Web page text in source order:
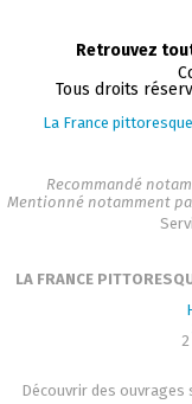
Retrouvez
Tous droits
La France pittoresque
Recommandé
Mentionné notamment
LA FRANCE
Découvrir des ouvrages